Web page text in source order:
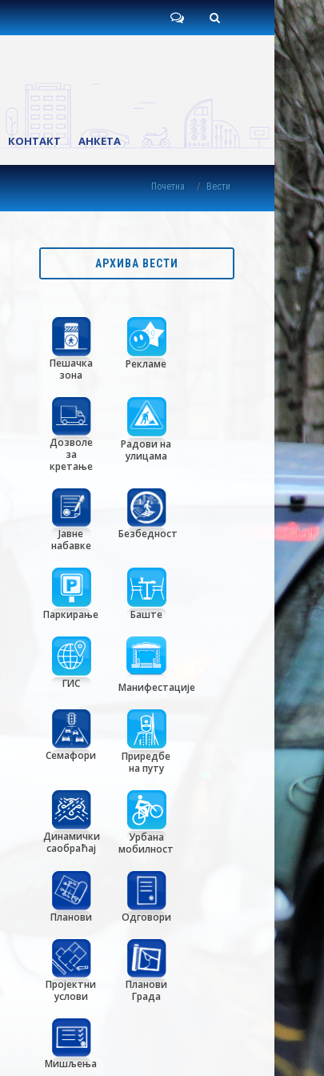
КОНТАКТ АНКЕТА
Почетна Вести
АРХИВА ВЕСТИ
Пешачка
зона
Рекламе
Дозволе
за
кретање
Радови на
улицама
Јавне
набавке
Безбедност
Паркирање Баште
ГИС Манифестације
Семафори
Приредбе
на путу
Динамички
саобраћај
Урбана
мобилност
Планови Одговори
Пројектни
услови
Планови
Града
Мишљења